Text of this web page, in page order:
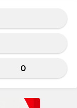
0